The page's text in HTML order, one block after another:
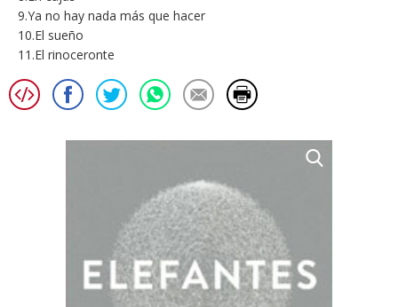
9.Ya no hay nada más que hacer
10.El sueño
11.El rinoceronte